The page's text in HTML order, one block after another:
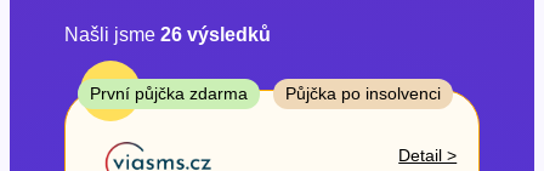
Cena
Od
Našli jsme 26výsledků
TOP
První půjčka zdarma Půjčka po insolvenci
Detail >